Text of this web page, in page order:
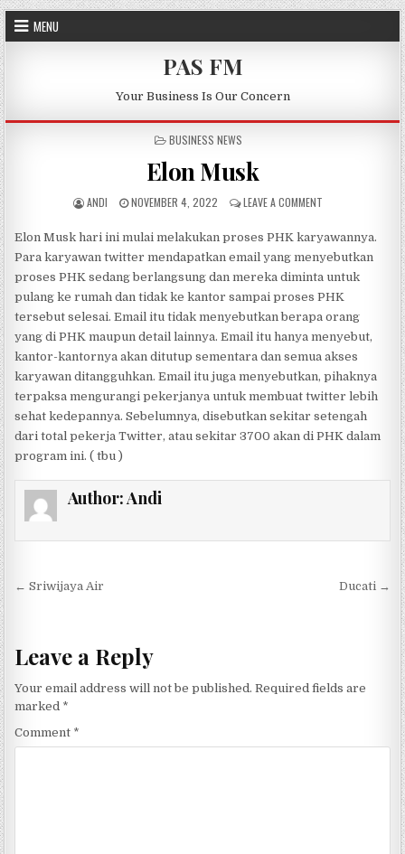
Skip to content
MENU
PAS FM
Your Business Is Our Concern
POSTED IN
BUSINESS NEWS
Elon Musk
AUTHOR:
ANDI PUBLISHED DATE:
NOVEMBER 4, 2022 LEAVE A COMMENT
Elon Musk hari ini mulai melakukan proses PHK karyawannya.
Para karyawan twitter mendapatkan email yang menyebutkan
proses PHK sedang berlangsung dan mereka diminta untuk
pulang ke rumah dan tidak ke kantor sampai proses PHK
tersebut selesai. Email itu tidak menyebutkan berapa orang
yang di PHK maupun detail lainnya. Email itu hanya menyebut,
kantor-kantornya akan ditutup sementara dan semua akses
karyawan ditangguhkan. Email itu juga menyebutkan, pihaknya
terpaksa mengurangi pekerjanya untuk membuat twitter lebih
sehat kedepannya. Sebelumnya, disebutkan sekitar setengah
dari total pekerja Twitter, atau sekitar 3700 akan di PHK dalam
program ini. ( tbu )
Author:Andi
Post navigation
← Sriwijaya Air Ducati →
Leave a Reply
Your email address will not be published. Required fields are
marked *
Comment *